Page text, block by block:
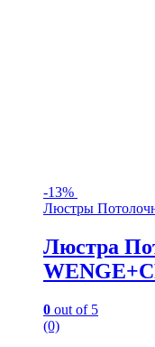
-13%
Люстры
Люстра
0 out of 5
(0)